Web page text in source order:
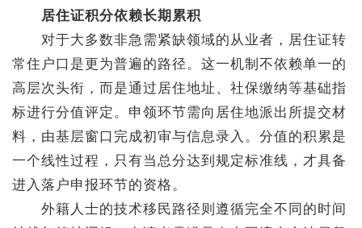
居住证积分依赖长期累积
对于大多数非急需紧缺领域的从业者，居住证转
常住户口是更为普遍的路径。这一机制不依赖单一的
高层次头衔，而是通过居住地址、社保缴纳等基础指
标进行分值评定。申领环节需向居住地派出所提交材
料，由基层窗口完成初审与信息录入。分值的积累是
一个线性过程，只有当总分达到规定标准线，才具备
进入落户申报环节的资格。
外籍人士的技术移民路径则遵循完全不同的时间